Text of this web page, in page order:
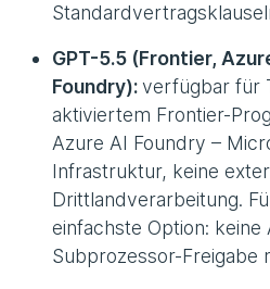
GPT-5.5 (Frontier,
Foundry):verfügbar für
aktiviertem Frontier-
Azure AI Foundry –
Infrastruktur, keine
Drittlandverarbeitung.
einfachste Option: keine
Subprozessor-Freigabe